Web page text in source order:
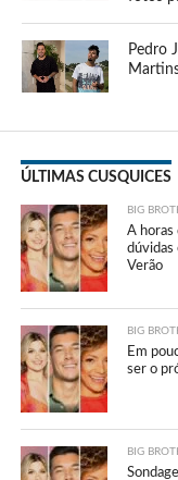
Pedro
ÚLTIMAS CUSQUICES
BIG
A horas
dúvidas
Verão
BIG
Em
ser o
BIG